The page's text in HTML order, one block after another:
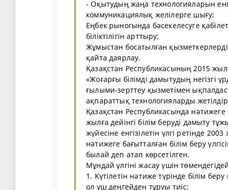
- Оқытудың жаңа технологияларын
коммуникациялық желілерге шығу;
Еңбек рыногында бәсекелесуге
біліктілігін арттыру;
Жұмыстан босатылған
қайта даярлау.
Қазақстан Республикасының 2015
«Жоғарғы білімді дамытудың негізгі
ғылыми-зерттеу қызметімен
ақпараттық технологияларды
Қазақстан Республикасында нәтижеге
жылға дейінгі білім беруді дамыту
жүйесіне енгізілетін үлгі ретінде
нәтижеге бағытталған білім беру
былай деп атап көрсетілген.
Мұндай үлгіні жасау үшін
1. Күтілетін нәтиже түрінде білім
ол үш деңгейден тұруы тиіс: